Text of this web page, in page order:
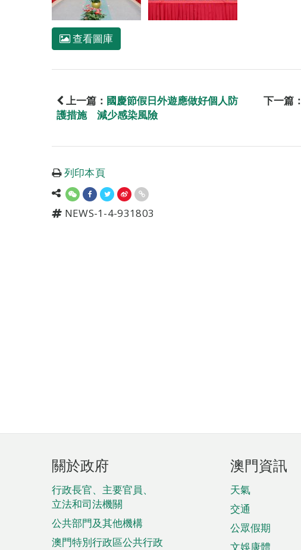
查看圖庫
上一篇： 國慶節假日外遊應做好個人防
護措施 減少感染風險
下一篇：
列印本頁
NEWS-1-4-931803
頁
腳
菜
單
關於政府
行政長官、主要官員、
立法和司法機關
公共部門及其他機構
澳門特別行政區公共行政
澳門資訊
天氣
交通
公眾假期
文娛康體